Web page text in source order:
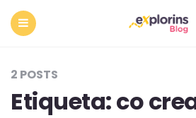
2 POSTS
Etiqueta:co